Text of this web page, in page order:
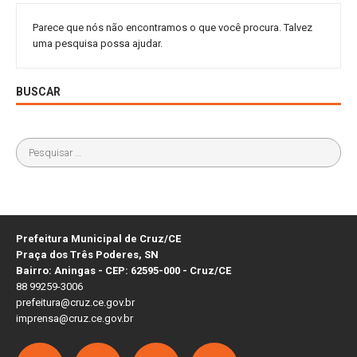
Parece que nós não encontramos o que você procura. Talvez
uma pesquisa possa ajudar.
BUSCAR
Prefeitura Municipal de Cruz/CE
Praça dos Três Poderes, SN
Bairro: Aningas - CEP: 62595-000 - Cruz/CE
88 99259-3006
prefeitura@cruz.ce.gov.br
imprensa@cruz.ce.gov.br